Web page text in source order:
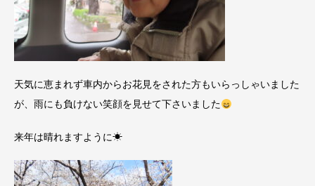
天気に恵まれず車内からお花見をされた方もいらっしゃいました
が、雨にも負けない笑顔を見せて下さいました
来年は晴れますように☀